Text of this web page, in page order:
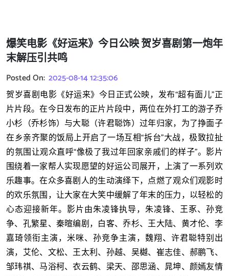
爆笑电影《好运来》今日公映 贺岁喜剧第一炮年
末解压引共鸣
Posted On: 2025-08-14 12:35:06
贺岁喜剧电影《好运来》今日正式公映，发布“超有面儿”正
片片段。在今日发布的正片片段中，两位在外打工的游子乔
小杉（乔杉饰）与大聪（许君聪饰）过年归家，为了挣面子
在乡亲齐聚的饭局上开启了一场互相“拆台”大战，极致拉扯
的氛围让观众直呼“像极了我过年回家亲戚们的样子”。影片
围绕着一家帮人实现愿望的好运公司展开，上演了一系列欢
乐趣事。在众多喜剧人的生动演绎下，点燃了观众们观影时
的欢乐氛围，让大家在大笑中缓解了年末的压力，以轻松的
心态迎接新年。影片由朱凌锋执导，朱凌锋、王豖、孙竞
争、孔繁星、秦暄编剧，白客、乔杉、王大陆、黄才伦、李
嘉琦领衔主演，米咪、孙竞争主演，魏翔、许君聪特别出
演，艾伦、文松、王太利、孙越、吴樾、崔志佳、郝鹏飞、
邹玮祺、马浴柯、衣云鹤、梁天、邵思涵、晁坤、颜嫣友情